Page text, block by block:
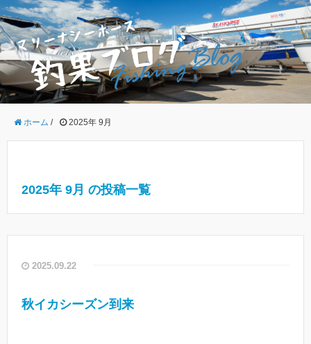
ホーム / 2025年 9月
2025年 9月 の投稿一覧
2025.09.22
秋イカシーズン到来